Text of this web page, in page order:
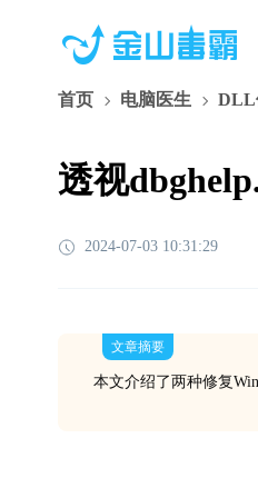
首页 电脑医生 DLL
透视
2024-07-03 10:31:29
文章摘要
本文介绍了两种修复